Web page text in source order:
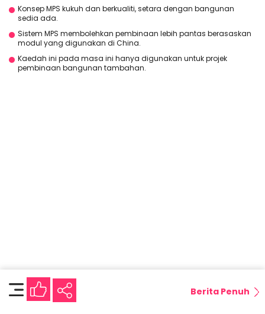
Konsep MPS kukuh dan berkualiti, setara dengan bangunan
sedia ada.
Sistem MPS membolehkan pembinaan lebih pantas berasaskan
modul yang digunakan di China.
Kaedah ini pada masa ini hanya digunakan untuk projek
pembinaan bangunan tambahan.
Berita Penuh